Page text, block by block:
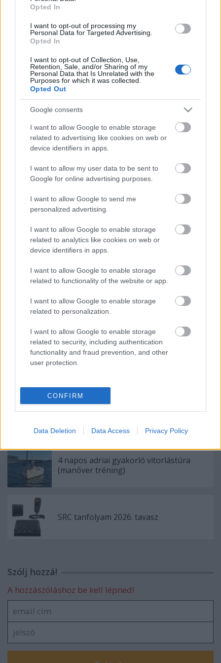
Opted In
I want to opt-out of processing my
Personal Data for Targeted Advertising.
Opted In
I want to opt-out of Collection, Use,
Retention, Sale, and/or Sharing of my
Personal Data that Is Unrelated with the
Purposes for which it was collected.
Opted Out
Google consents
I want to allow Google to enable storage
related to advertising like cookies on web or
device identifiers in apps.
I want to allow my user data to be sent to
Google for online advertising purposes.
I want to allow Google to send me
personalized advertising.
I want to allow Google to enable storage
related to analytics like cookies on web or
device identifiers in apps.
I want to allow Google to enable storage
related to functionality of the website or app.
I want to allow Google to enable storage
related to personalization.
I want to allow Google to enable storage
related to security, including authentication
functionality and fraud prevention, and other
user protection.
CONFIRM
Data Deletion Data Access Privacy Policy
Margitszigetről indult és már a Duna-deltában jár
Zsolt... hajrá és sok szerencsét!
/ Ocean Sailing SE
Ajánlott bejegyzések:
'Átkelés az Adrián' gyakorló vitorlástúra 2
hajóval (2. szint) / szept. 12-19.
SRC rádiós tanfolyam: 2026. szept. 7.
(Vizsga időpont: szept. 9.).
4 napos adriai gyakorló vitorlástúra
(manőver tréning)
SRC tanfolyam 2026. tavasz
Szólj hozzá!
A hozzászóláshoz be kell lépned!